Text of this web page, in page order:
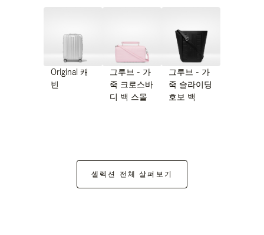
Original 캐
빈
그루브 - 가
죽 크로스바
디 백 스몰
그루브 - 가
죽 슬라이딩
호보 백
셀렉션 전체 살펴보기